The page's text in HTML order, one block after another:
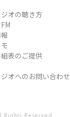
オの聴き方
表のご提供
オへのお問い合わせ
Rights Reserved.